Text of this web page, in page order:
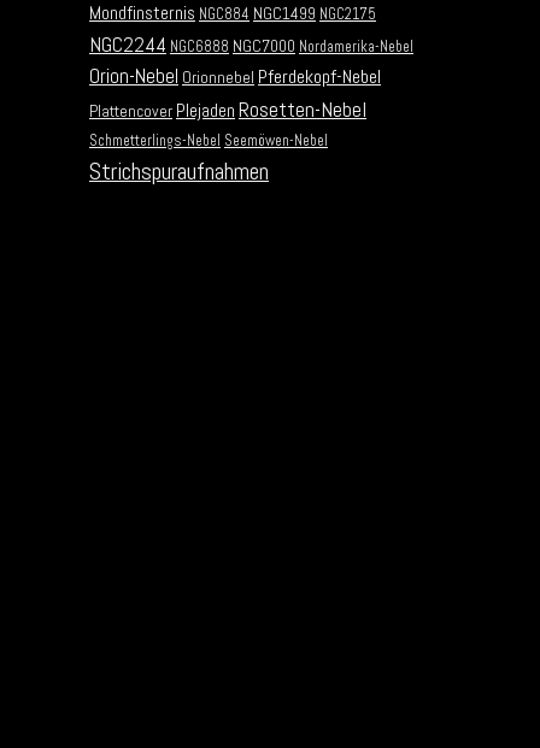
Mondfinsternis NGC884 NGC1499 NGC2175
NGC2244 NGC6888 NGC7000 Nordamerika-Nebel
Orion-Nebel Orionnebel Pferdekopf-Nebel
Plattencover Plejaden Rosetten-Nebel
Schmetterlings-Nebel Seemöwen-Nebel
Strichspuraufnahmen